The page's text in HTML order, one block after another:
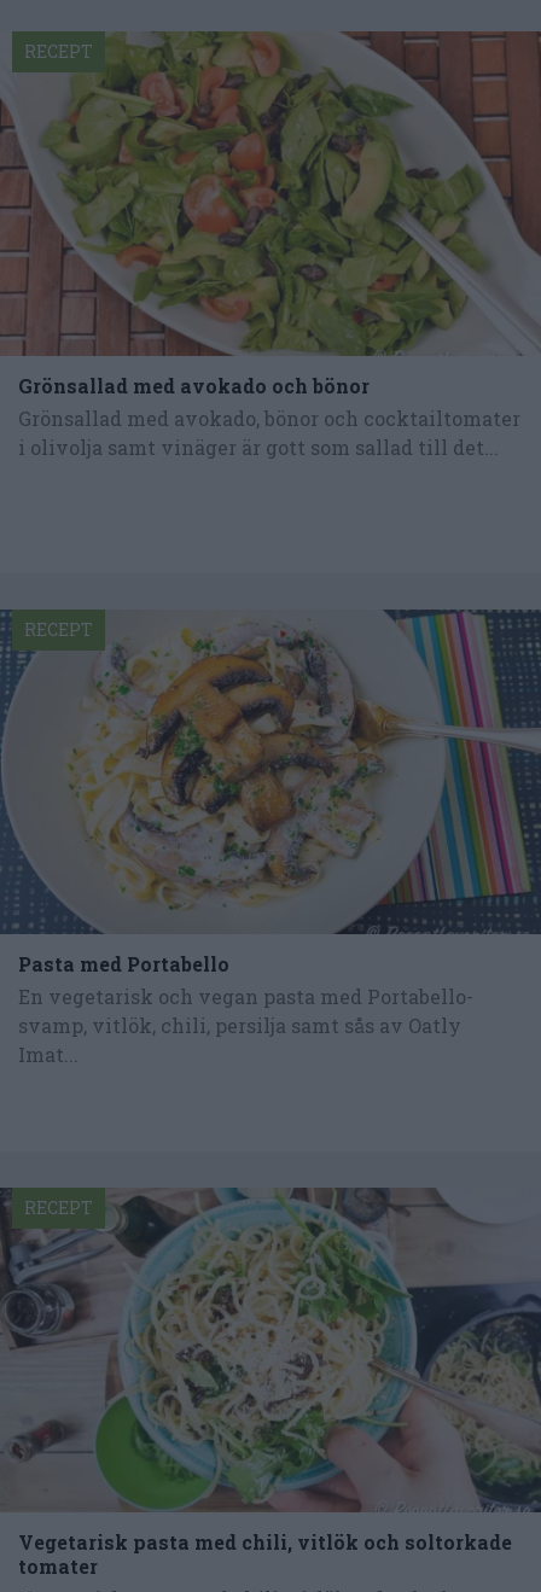
Grönsallad med avokado och bönor
Grönsallad med avokado, bönor och cocktailtomater
i olivolja samt vinäger är gott som sallad till det...
RECEPT
Pasta med Portabello
En vegetarisk och vegan pasta med Portabello-
svamp, vitlök, chili, persilja samt sås av Oatly
Imat...
RECEPT
Vegetarisk pasta med chili, vitlök och soltorkade
tomater
RECEPT